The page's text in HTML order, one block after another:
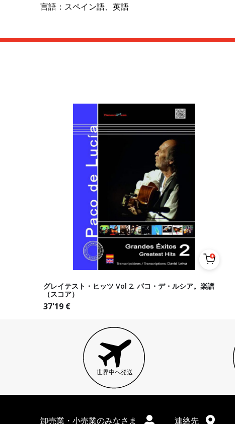
言語：スペイン語、英語
グレイテスト・ヒッツ Vol 2. パコ・デ・ルシア。楽譜
（スコア）
37'19 €
世界中へ発送
卸売業・小売業のみなさま 連絡先